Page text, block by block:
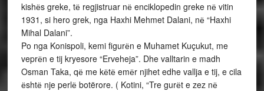
kishёs greke, tё regjistruar nё enciklopedin greke nё vitin
1931, si hero grek, nga Haxhi Mehmet Dalani, nё “Haxhi
Mihal Dalani”.
Po nga Konispoli, kemi figurёn e Muhamet Kuçukut, me
veprёn e tij kryesore “Erveheja”. Dhe valltarin e madh
Osman Taka, qё me kёtё emёr njihet edhe vallja e tij, e cila
ёshtё nje perlё botërore. ( Kotini, “Tre gurёt e zez nё